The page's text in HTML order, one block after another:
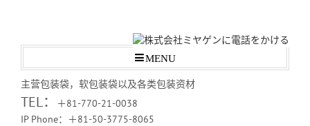
MENU
主营包装袋，软包装袋以及各类包装资材
TEL：
＋81-770-21-0038
IP Phone：＋81-50-3775-8065